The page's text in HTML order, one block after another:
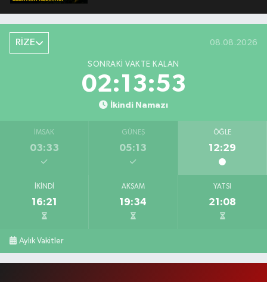
RİZE 08.08.2026
SONRAKI VAKTE KALAN
02:13:53
İkindi Namazı
İMSAK
03:33
GÜNEŞ
05:13
ÖĞLE
12:29
İKINDI
16:21
AKŞAM
19:34
YATSI
21:08
Aylık Vakitler